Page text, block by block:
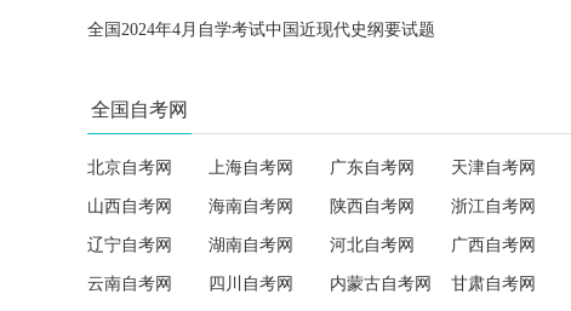
全国2024年4月自学考试中国近现代史纲要试题
全国自考网
北京自考网 上海自考网 广东自考网 天津自考网
山西自考网 海南自考网 陕西自考网 浙江自考网
辽宁自考网 湖南自考网 河北自考网 广西自考网
云南自考网 四川自考网 内蒙古自考网 甘肃自考网